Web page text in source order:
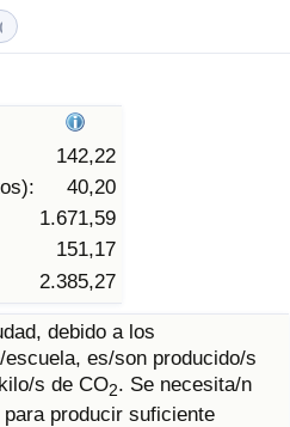
142,22
40,20
1.671,59
151,17
2.385,27
debido a los
es/son producido/s
s de CO2. Se necesita/n
producir suficiente
país
(Actual)
por País
(Actual)
por país